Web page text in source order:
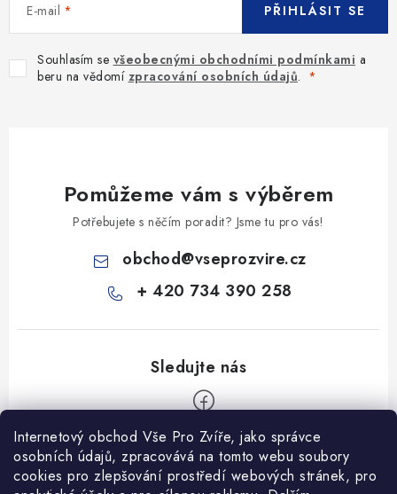
Internetový obchod Vše Pro Zvíře, jako správce
osobních údajů, zpracovává na tomto webu soubory
cookies pro zlepšování prostředí webových stránek, pro
E-mail
Souhlasím se všeobecnými obchodními podmínkami a
beru na vědomí zpracování osobních údajů.
PŘIHLÁSIT SE
Pomůžeme vám s výběrem
Potřebujete s něčím poradit? Jsme tu pro vás!
obchod@vseprozvire.cz
+ 420 734 390 258